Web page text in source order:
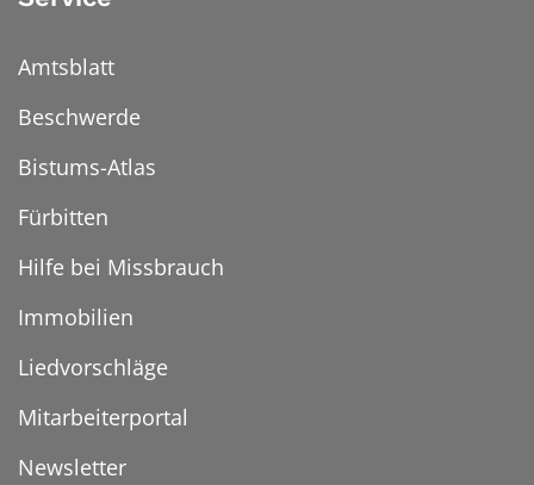
Amtsblatt
Beschwerde
Bistums-Atlas
Fürbitten
Hilfe bei Missbrauch
Immobilien
Liedvorschläge
Mitarbeiterportal
Newsletter